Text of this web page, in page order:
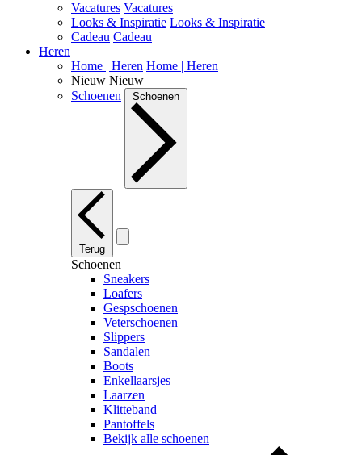
Vacatures Vacatures
Looks & Inspiratie Looks & Inspiratie
Cadeau Cadeau
Heren
Home | Heren Home | Heren
Nieuw Nieuw
Schoenen
Schoenen
Terug
Schoenen
Sneakers
Loafers
Gespschoenen
Veterschoenen
Slippers
Sandalen
Boots
Enkellaarsjes
Laarzen
Klitteband
Pantoffels
Bekijk alle schoenen